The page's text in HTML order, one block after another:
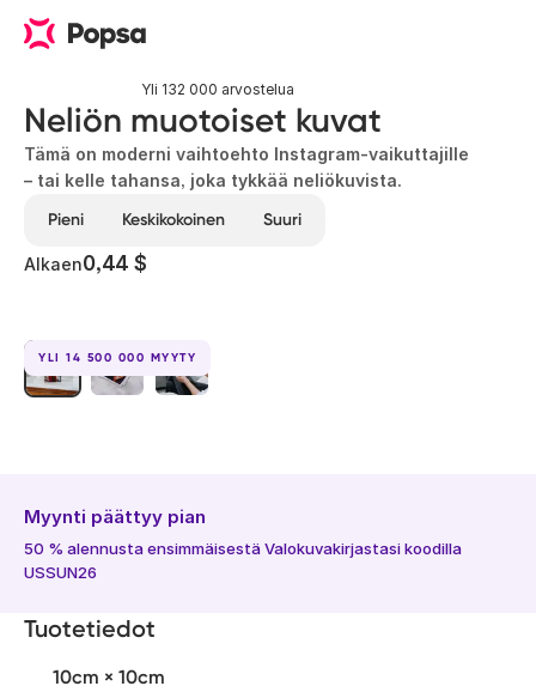
Yli 132 000 arvostelua
Neliön muotoiset kuvat
Tämä on moderni vaihtoehto Instagram-vaikuttajille
– tai kelle tahansa, joka tykkää neliökuvista.
Pieni
Keskikokoinen Suuri
Alkaen0,44 $
YLI 14 500 000 MYYTY
Myynti päättyy pian
50 % alennusta ensimmäisestä Valokuvakirjastasi koodilla
USSUN26
Tuotetiedot
10cm × 10cm